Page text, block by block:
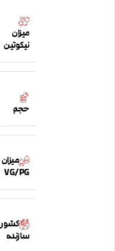
میزان
نیکوتین
حجم
میزان
VG/PG
کشور
سازنده